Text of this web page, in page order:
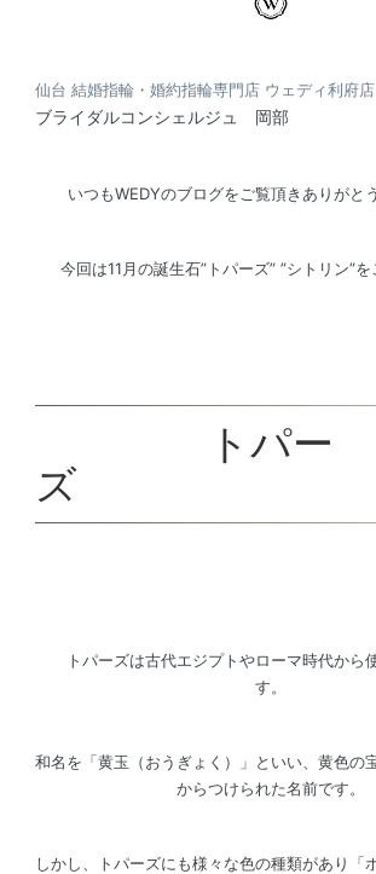
仙台 結婚指輪・婚約指輪専門店 ウェディ利府店
ブライダルコンシェルジュ 岡部
いつもWEDYのブログをご覧頂きありがと
今回は11月の誕生石”トパーズ” ”シトリン”を
トパー
トパーズは古代エジプトやローマ時代から
す。
和名を「黄玉（おうぎょく）」といい、黄色の
からつけられた名前です。
しかし、トパーズにも様々な色の種類があり「